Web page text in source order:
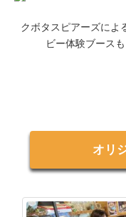
クボタスピアーズによ
ビー体験ブースも
オリ